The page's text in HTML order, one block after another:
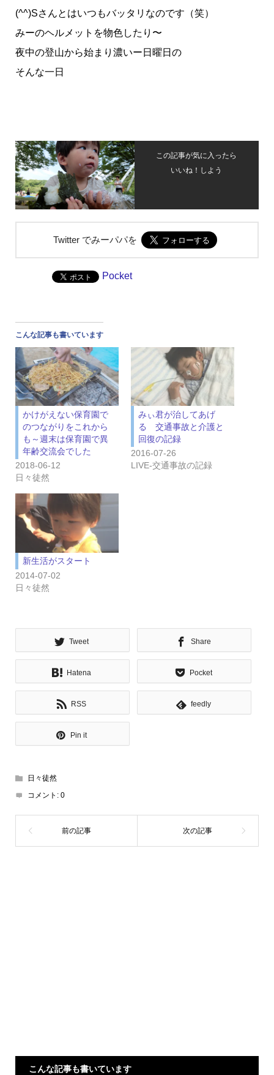
(^^)Sさんとはいつもバッタリなのです（笑）
みーのヘルメットを物色したり〜
夜中の登山から始まり濃いー日曜日の
そんな一日
この記事が気に入ったら
いいね！しよう
Twitter でみーパパを
Pocket
こんな記事も書いています
かけがえない保育園で
のつながりをこれから
も～週末は保育園で異
年齢交流会でした
2018-06-12
日々徒然
みぃ君が治してあげ
る 交通事故と介護と
回復の記録
2016-07-26
LIVE‐交通事故の記録
新生活がスタート
2014-07-02
日々徒然
Tweet Share
Hatena Pocket
RSS feedly
Pin it
日々徒然
コメント: 0
こんな記事も書いています